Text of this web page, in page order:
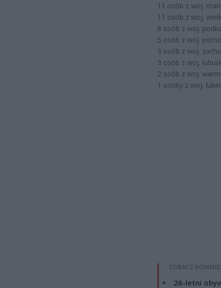
11 osób z woj.
11 osób z woj.
8 osób z woj.
5 osób z woj.
3 osób z woj.
3 osób z woj.
2 osób z woj.
1 osoby z woj.
ZOBACZ
26-letni